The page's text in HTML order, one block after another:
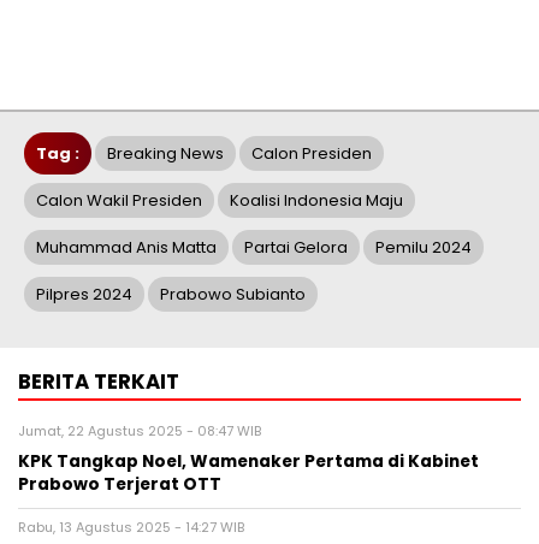
Tag : Breaking News Calon Presiden
Calon Wakil Presiden Koalisi Indonesia Maju
Muhammad Anis Matta Partai Gelora Pemilu 2024
Pilpres 2024 Prabowo Subianto
BERITA TERKAIT
Jumat, 22 Agustus 2025 - 08:47 WIB
KPK Tangkap Noel, Wamenaker Pertama di Kabinet
Prabowo Terjerat OTT
Rabu, 13 Agustus 2025 - 14:27 WIB